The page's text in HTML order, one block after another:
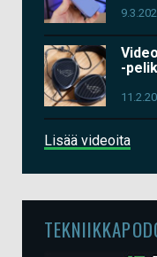
-
Lisää videoita